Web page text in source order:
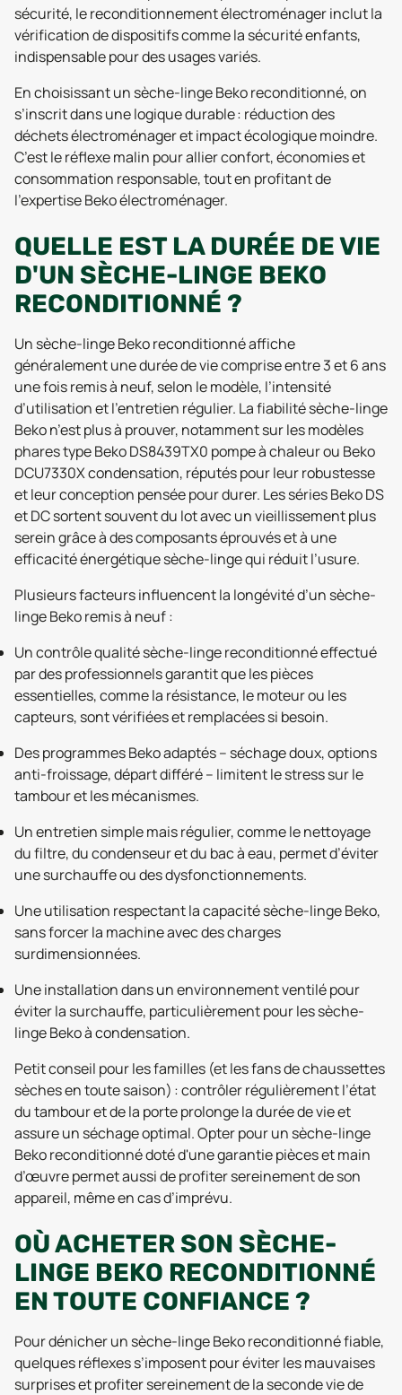
sécurité, le reconditionnement électroménager inclut la
vérification de dispositifs comme la sécurité enfants,
indispensable pour des usages variés.
En choisissant un sèche-linge Beko reconditionné, on
s’inscrit dans une logique durable : réduction des
déchets électroménager et impact écologique moindre.
C’est le réflexe malin pour allier confort, économies et
consommation responsable, tout en profitant de
l’expertise Beko électroménager.
QUELLE EST LA DURÉE DE VIE
D'UN SÈCHE-LINGE BEKO
RECONDITIONNÉ ?
Un sèche-linge Beko reconditionné affiche
généralement une durée de vie comprise entre 3 et 6 ans
une fois remis à neuf, selon le modèle, l’intensité
d’utilisation et l’entretien régulier. La fiabilité sèche-linge
Beko n’est plus à prouver, notamment sur les modèles
phares type Beko DS8439TX0 pompe à chaleur ou Beko
DCU7330X condensation, réputés pour leur robustesse
et leur conception pensée pour durer. Les séries Beko DS
et DC sortent souvent du lot avec un vieillissement plus
serein grâce à des composants éprouvés et à une
efficacité énergétique sèche-linge qui réduit l’usure.
Plusieurs facteurs influencent la longévité d’un sèche-
linge Beko remis à neuf :
Un contrôle qualité sèche-linge reconditionné effectué
par des professionnels garantit que les pièces
essentielles, comme la résistance, le moteur ou les
capteurs, sont vérifiées et remplacées si besoin.
Des programmes Beko adaptés – séchage doux, options
anti-froissage, départ différé – limitent le stress sur le
tambour et les mécanismes.
Un entretien simple mais régulier, comme le nettoyage
du filtre, du condenseur et du bac à eau, permet d’éviter
une surchauffe ou des dysfonctionnements.
Une utilisation respectant la capacité sèche-linge Beko,
sans forcer la machine avec des charges
surdimensionnées.
Une installation dans un environnement ventilé pour
éviter la surchauffe, particulièrement pour les sèche-
linge Beko à condensation.
Petit conseil pour les familles (et les fans de chaussettes
sèches en toute saison) : contrôler régulièrement l’état
du tambour et de la porte prolonge la durée de vie et
assure un séchage optimal. Opter pour un sèche-linge
Beko reconditionné doté d'une garantie pièces et main
d’œuvre permet aussi de profiter sereinement de son
appareil, même en cas d’imprévu.
OÙ ACHETER SON SÈCHE-
LINGE BEKO RECONDITIONNÉ
EN TOUTE CONFIANCE ?
Pour dénicher un sèche-linge Beko reconditionné fiable,
quelques réflexes s’imposent pour éviter les mauvaises
surprises et profiter sereinement de la seconde vie de